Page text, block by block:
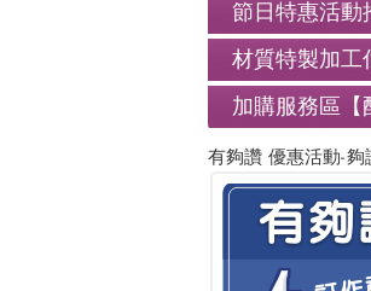
節日特惠活動
材質特製加工
加購服務區【
有夠讚 優惠活動-夠